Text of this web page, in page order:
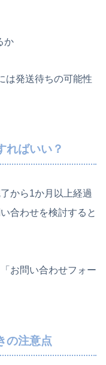
か
は発送待ちの可能性
ればいい？
から1か月以上経過
合わせを検討すると
お問い合わせフォー
の注意点